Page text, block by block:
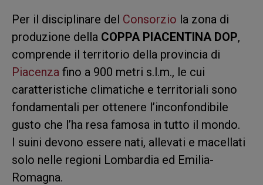
Per il disciplinare del Consorzio la zona di
produzione della COPPA PIACENTINA DOP,
comprende il territorio della provincia di
Piacenza fino a 900 metri s.l.m., le cui
caratteristiche climatiche e territoriali sono
fondamentali per ottenere l’inconfondibile
gusto che l’ha resa famosa in tutto il mondo.
I suini devono essere nati, allevati e macellati
solo nelle regioni Lombardia ed Emilia-
Romagna.